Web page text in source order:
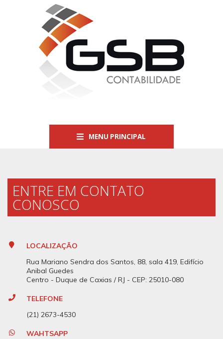
MENU PRINCIPAL
ENTRE EM CONTATO
CONOSCO
LOCALIZAÇÃO
Rua Mariano Sendra dos Santos, 88, sala 419, Edifício
Anibal Guedes
Centro - Duque de Caxias / RJ - CEP: 25010-080
TELEFONE
(21) 2673-4530
WAHTSAPP